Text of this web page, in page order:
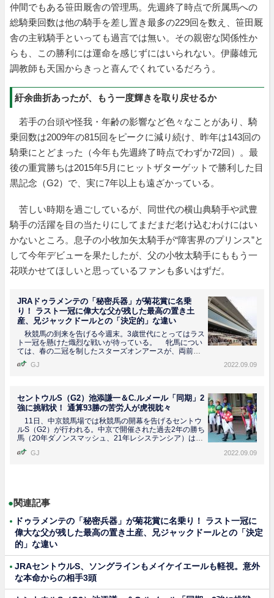
仲間でもある笹田厩舎の管理馬。先週終了時点で所属馬への
総騎乗回数は他の騎手を差し置き最多の229回を数え、笹田厩
舎の主戦騎手といっても過言では無い。その親密な関係性か
らも、この勝利には運命を感じずにはいられない。伊藤雄元
調教師も天国からきっと喜んでくれているだろう。
紆余曲折あったが、もう一度輝きを取り戻せるか
若手の台頭や怪我・年齢の影響など色々なことがあり、騎
乗回数は2009年の815回をピークに減り続け、昨年は143回の
騎乗にとどまった（今年も先週終了時点でわずか72回）。最
後の重賞勝ちは2015年5月にヒットザターゲットで勝利した目
黒記念（G2）で、実に7年以上も遠ざかっている。
苦しい時期を過ごしているが、同世代の横山典騎手や武豊
騎手の活躍を目の当たりにしてまだまだ老け込むわけにはい
かないところ。息子の小牧加矢太騎手が“障害界のプリンス”と
して今年デビューを果たしたが、父の小牧太騎手にももう一
花咲かせてほしいと思っているファンも多いはずだ。
JRAドゥラメンテの「秘密兵器」が菊花賞に名乗
り！ ラスト一冠に偉大な父が残した最高の置き土
産、兄ジャックドールとの「決定的」な違い
秋競馬の到来を告げる今週末。3歳世代にとってはラス
ト一冠を懸けた熾烈な戦いが待っている。 牝馬につい
ては、春の二冠を制したスターズオンアースが、両前肢
第一指骨...
GJ 2022.09.09
セントウルS（G2）池添謙一＆C.ルメール「同期」2
強に挑戦状！ 通算93勝の苦労人が虎視眈々
11日、中京競馬場では秋競馬の開幕を告げるセントウ
ルS（G2）が行われる。中京で開催された過去2年の勝ち
馬（20年ダノンスマッシュ、21年レシステンシア）は、
い...
GJ 2022.09.09
●関連記事
ドゥラメンテの「秘密兵器」が菊花賞に名乗り！ ラスト一冠に
偉大な父が残した最高の置き土産、兄ジャックドールとの「決定
的」な違い
JRAセントウルS、ソングラインもメイケイエールも軽視。意外
な本命からの相手3頭